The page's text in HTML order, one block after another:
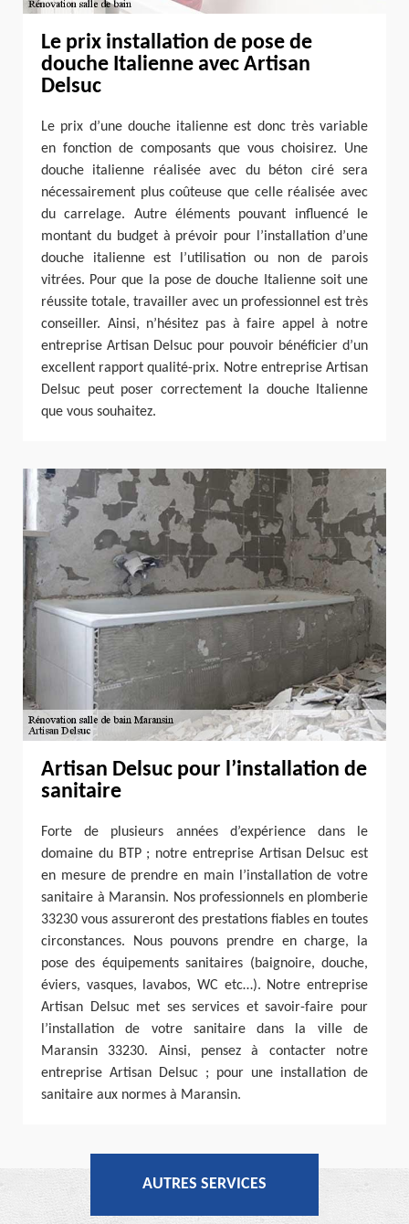
Le prix installation de pose de
douche Italienne avec Artisan
Delsuc
Le prix d’une douche italienne est donc très variable
en fonction de composants que vous choisirez. Une
douche italienne réalisée avec du béton ciré sera
nécessairement plus coûteuse que celle réalisée avec
du carrelage. Autre éléments pouvant influencé le
montant du budget à prévoir pour l’installation d’une
douche italienne est l’utilisation ou non de parois
vitrées. Pour que la pose de douche Italienne soit une
réussite totale, travailler avec un professionnel est très
conseiller. Ainsi, n’hésitez pas à faire appel à notre
entreprise Artisan Delsuc pour pouvoir bénéficier d’un
excellent rapport qualité-prix. Notre entreprise Artisan
Delsuc peut poser correctement la douche Italienne
que vous souhaitez.
Artisan Delsuc pour l’installation de
sanitaire
Forte de plusieurs années d’expérience dans le
domaine du BTP ; notre entreprise Artisan Delsuc est
en mesure de prendre en main l’installation de votre
sanitaire à Maransin. Nos professionnels en plomberie
33230 vous assureront des prestations fiables en toutes
circonstances. Nous pouvons prendre en charge, la
pose des équipements sanitaires (baignoire, douche,
éviers, vasques, lavabos, WC etc…). Notre entreprise
Artisan Delsuc met ses services et savoir-faire pour
l’installation de votre sanitaire dans la ville de
Maransin 33230. Ainsi, pensez à contacter notre
entreprise Artisan Delsuc ; pour une installation de
sanitaire aux normes à Maransin.
AUTRES SERVICES